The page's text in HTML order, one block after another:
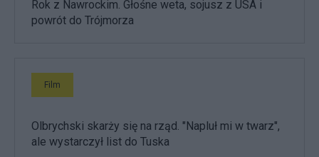
Rok z Nawrockim. Głośne weta, sojusz z USA i
powrót do Trójmorza
Film
Olbrychski skarży się na rząd. "Napluł mi w twarz",
ale wystarczył list do Tuska